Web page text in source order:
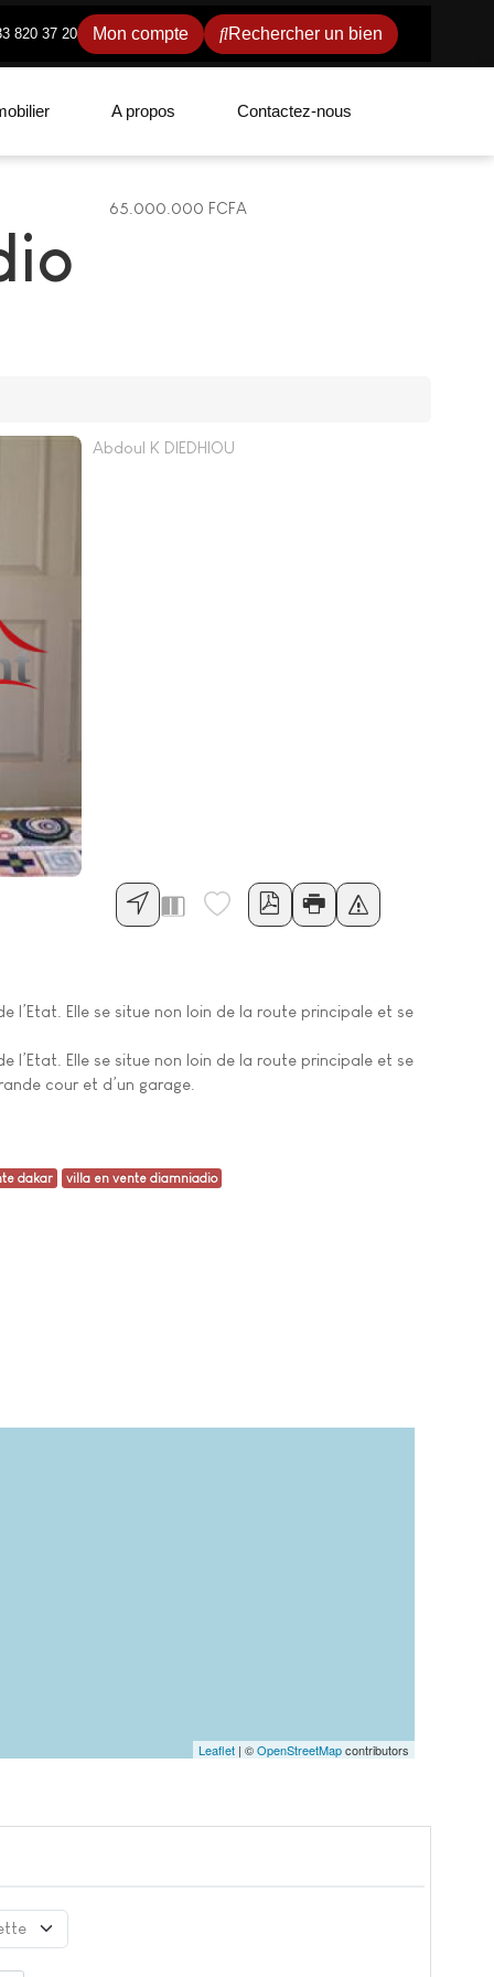
820 37 20 Mon compte Rechercher un bien
A propos Contactez-nous
65.000.000 FCFA
Abdoul K DIEDHIOU
l’Etat. Elle se situe non loin de la route principale et se
l’Etat. Elle se situe non loin de la route principale et se
cour et d’un garage.
dakar villa en vente diamniadio
Leaflet | ©OpenStreetMapcontributors